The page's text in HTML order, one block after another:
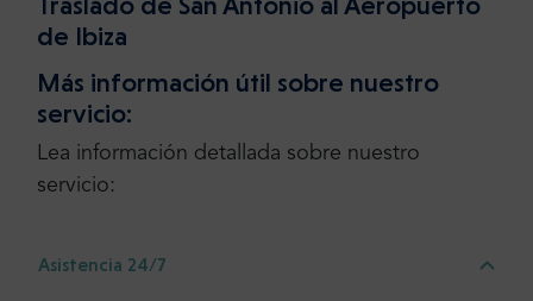
de Ibiza
Más información útil sobre nuestro
servicio:
Lea información detallada sobre nuestro
servicio:
Asistencia 24/7